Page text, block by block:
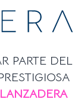
PARTE DEL
LANZADERA